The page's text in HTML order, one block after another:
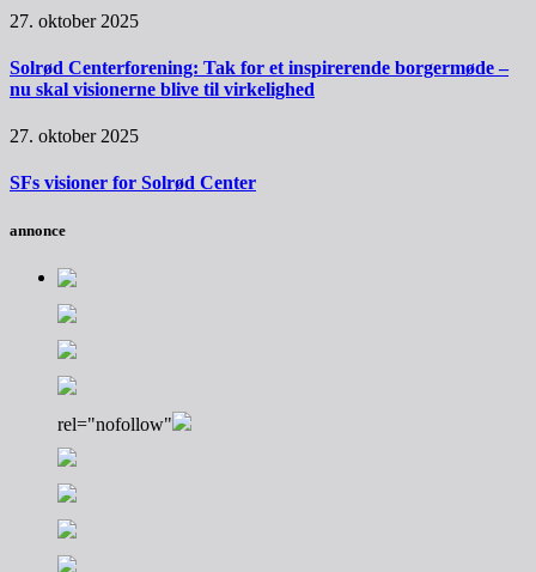
27. oktober 2025
Solrød Centerforening: Tak for et inspirerende borgermøde –
nu skal visionerne blive til virkelighed
27. oktober 2025
SFs visioner for Solrød Center
annonce
rel="nofollow"